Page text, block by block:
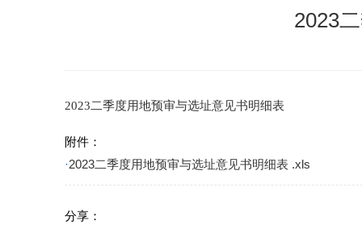
2023
2023二季度用地预审与选址意见书明细表
附件：
·2023二季度用地预审与选址意见书明细表 .xls
分享：